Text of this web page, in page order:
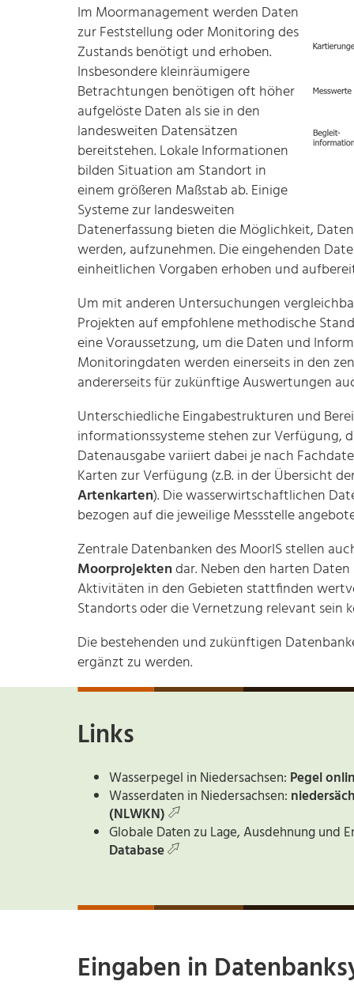
Im Moormanagement werden Daten
zur Feststellung oder Monitoring des
Zustands benötigt und erhoben.
Insbesondere kleinräumigere
Betrachtungen benötigen oft höher
aufgelöste Daten als sie in den
landesweiten Datensätzen
bereitstehen. Lokale Informationen
bilden Situation am Standort in
einem größeren Maßstab ab. Einige
Systeme zur landesweiten
Datenerfassung bieten die Möglichkeit,
werden, aufzunehmen. Die eingehenden
einheitlichen Vorgaben erhoben und
Um mit anderen Untersuchungen
Projekten auf empfohlene methodische
eine Voraussetzung, um die Daten und
Monitoringdaten werden einerseits in den
andererseits für zukünftige Auswertungen
Unterschiedliche Eingabestrukturen und
informationssysteme stehen zur Verfügung,
Datenausgabe variiert dabei je nach
Karten zur Verfügung (z.B. in der Übersicht
Artenkarten). Die wasserwirtschaftlichen
bezogen auf die jeweilige Messstelle
Zentrale Datenbanken des MoorIS stellen
Moorprojektendar. Neben den harten
Aktivitäten in den Gebieten stattfinden
Standorts oder die Vernetzung relevant sein
Die bestehenden und zukünftigen
ergänzt zu werden.
Links
Wasserpegel in Niedersachsen: Pegel
Wasserdaten in Niedersachsen:
(NLWKN)
Globale Daten zu Lage, Ausdehnung und
Database
Eingaben in